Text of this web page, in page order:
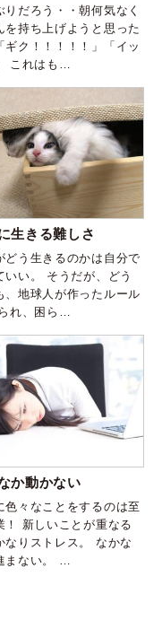
りだろう・・朝何気なく
を持ち上げようと思った
ギク！！！！！」「イッ
これはも…
生きる難しさ
どう生きるのかは自分で
いい。 そうだが、どう
、地球人が作ったルール
れ、困ら…
か動かない
色々なことをするのは至
！ 新しいことが重なる
なりストレス。 なかな
まない。 …